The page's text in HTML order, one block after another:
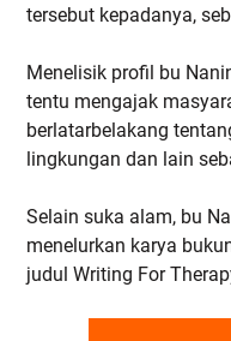
tersebut kepadanya,
Menelisik profil bu
tentu mengajak
berlatarbelakang
lingkungan dan lain
Selain suka alam, bu
menelurkan karya
judul Writing For